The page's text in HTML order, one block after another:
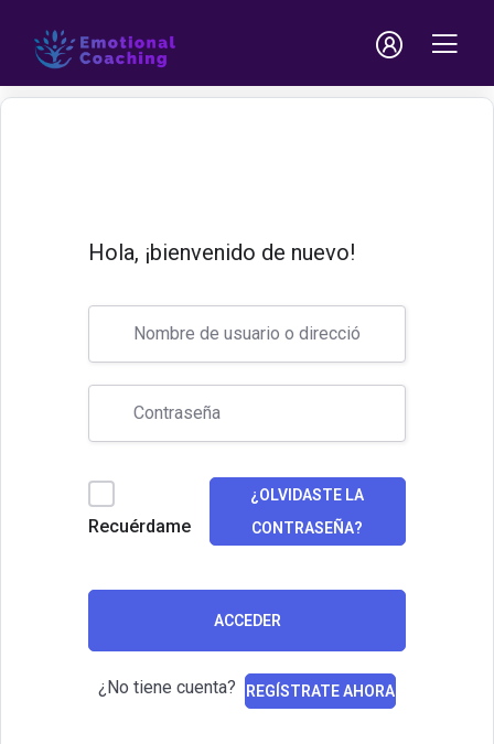
Hola, ¡bienvenido de nuevo!
Recuérdame
¿OLVIDASTE LA
CONTRASEÑA?
ACCEDER
¿No tiene cuenta? REGÍSTRATE AHORA